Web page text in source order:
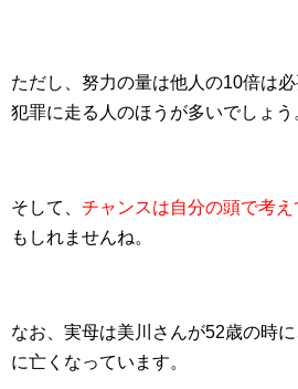
ただし、努力の量は他人の10倍は
犯罪に走る人のほうが多いでしょう
そして、 チャンスは自分の頭で考え
もしれませんね。
なお、実母は美川さんが52歳の時
に亡くなっています。